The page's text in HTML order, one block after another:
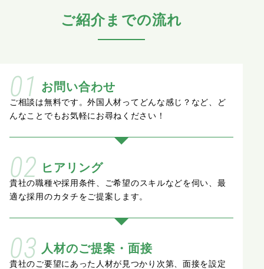
ご紹介までの流れ
01 お問い合わせ
ご相談は無料です。外国人材ってどんな感じ？ など、ど
んなことでもお気軽にお尋ねください！
02 ヒアリング
貴社の職種や採用条件、 ご希望のスキルなどを伺い、 最
適な採用のカタチをご提案します。
03 人材のご提案・面接
貴社のご要望にあった人材が見つかり次第、 面接を設定